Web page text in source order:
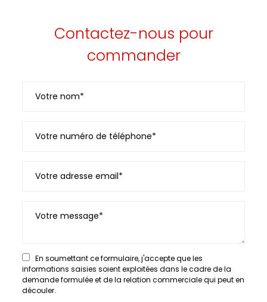
Contactez-nous pour
commander
En soumettant ce formulaire, j'accepte que les
informations saisies soient exploitées dans le cadre de la
demande formulée et de la relation commerciale qui peut en
découler.